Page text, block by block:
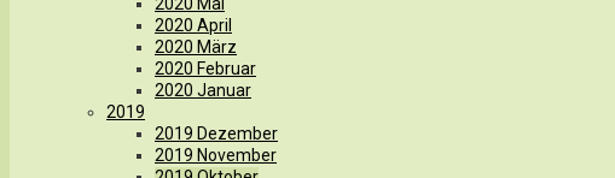
2020 April
2020 März
2020 Februar
2020 Januar
2019
2019 Dezember
2019 November